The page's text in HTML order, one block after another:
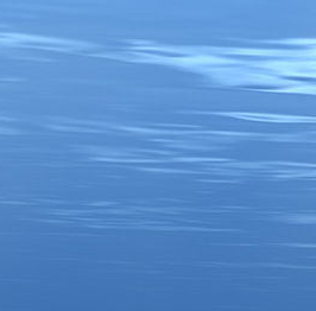
Hegerunde 4